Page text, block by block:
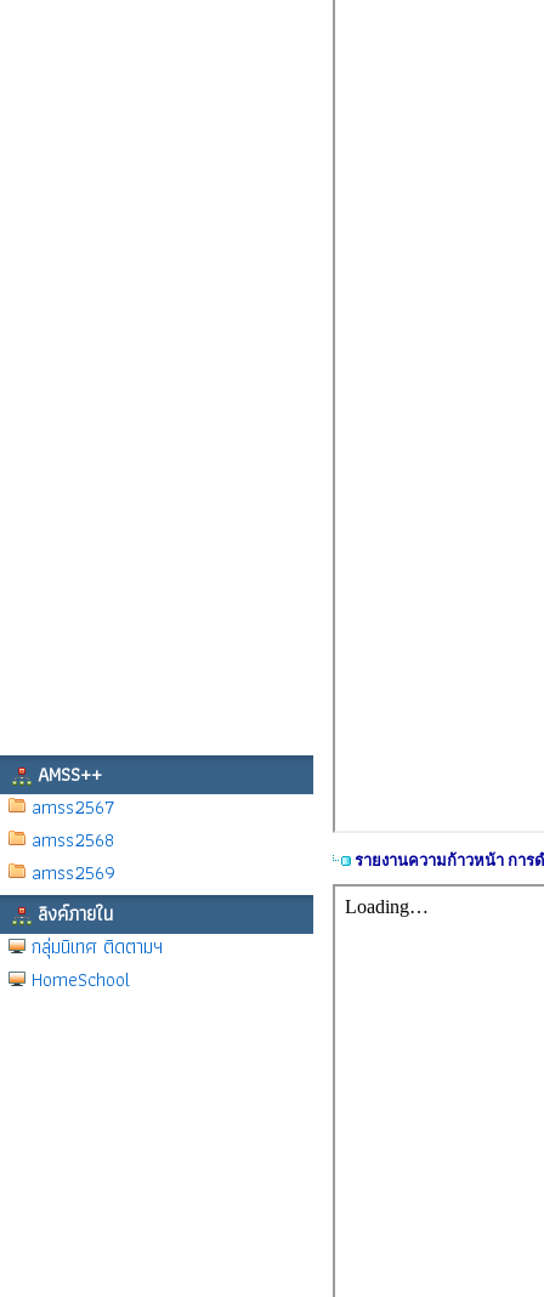
AMSS++
amss2567
amss2568
amss2569
ลิงค์ภายใน
กลุ่มนิเทศ ติดตามฯ
HomeSchool
รายงานความก้าวหน้า การ